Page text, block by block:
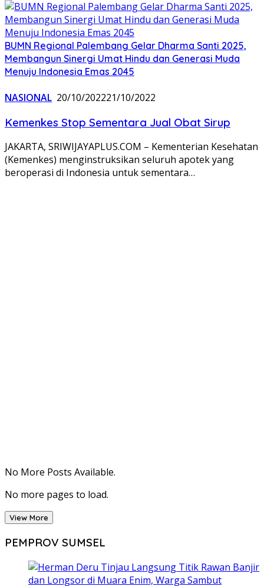
BUMN Regional Palembang Gelar Dharma Santi 2025,
Membangun Sinergi Umat Hindu dan Generasi Muda
Menuju Indonesia Emas 2045
NASIONAL 20/10/202221/10/2022
Kemenkes Stop Sementara Jual Obat Sirup
JAKARTA, SRIWIJAYAPLUS.COM – Kementerian Kesehatan
(Kemenkes) menginstruksikan seluruh apotek yang
beroperasi di Indonesia untuk sementara…
No More Posts Available.
No more pages to load.
View More
PEMPROV SUMSEL